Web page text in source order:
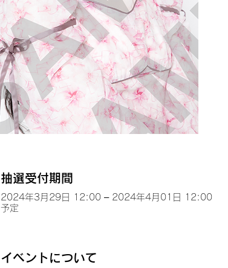
抽選受付期間
2024年3月29日 12:00 – 2024年4月01日 12:00
予定
イベントについて